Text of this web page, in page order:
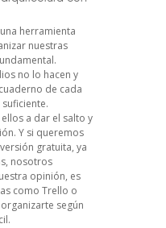
herramienta
nuestras
no lo hacen y
de cada
a dar el salto y
Y si queremos
gratuita, ya
nosotros
opinión, es
como Trello o
según